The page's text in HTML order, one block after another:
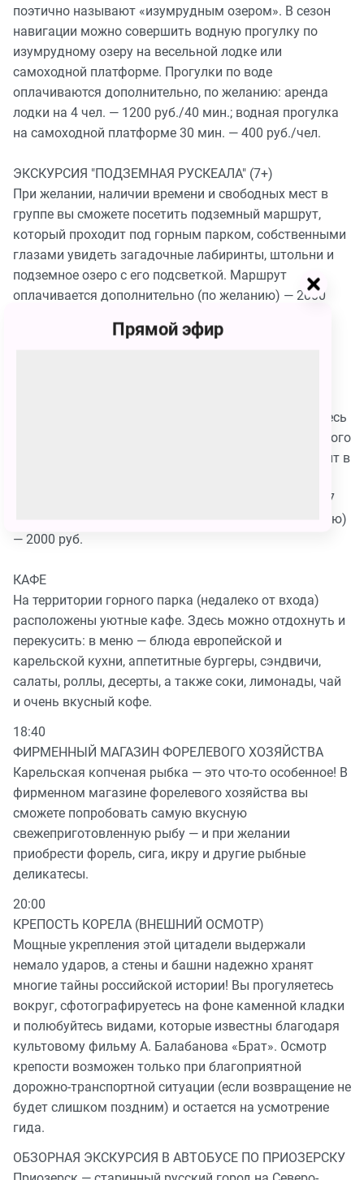
поэтично называют «изумрудным озером». В сезон
навигации можно совершить водную прогулку по
изумрудному озеру на весельной лодке или
самоходной платформе. Прогулки по воде
оплачиваются дополнительно, по желанию: аренда
лодки на 4 чел. — 1200 руб./40 мин.; водная прогулка
на самоходной платформе 30 мин. — 400 руб./чел.
ЭКСКУРСИЯ "ПОДЗЕМНАЯ РУСКЕАЛА" (7+)
При желании, наличии времени и свободных мест в
группе вы сможете посетить подземный маршрут,
который проходит под горным парком, собственными
глазами увидеть загадочные лабиринты, штольни и
подземное озеро с его подсветкой. Маршрут
оплачивается дополнительно (по желанию) — 2000
захватывающий дух полет на троллее. Вы промчитесь
по 400-метровой трассе прямо над чашей Мраморного
каньона со скоростью до 50 км/ч. Адреналин бурлит в
остается никто! Аттракцион доступен для детей от 7
лет. Полет оплачивается дополнительно (по желанию)
— 2000 руб.
КАФЕ
На территории горного парка (недалеко от входа)
расположены уютные кафе. Здесь можно отдохнуть и
перекусить: в меню — блюда европейской и
карельской кухни, аппетитные бургеры, сэндвичи,
салаты, роллы, десерты, а также соки, лимонады, чай
и очень вкусный кофе.
18:40
ФИРМЕННЫЙ МАГАЗИН ФОРЕЛЕВОГО ХОЗЯЙСТВА
Карельская копченая рыбка — это что-то особенное! В
фирменном магазине форелевого хозяйства вы
сможете попробовать самую вкусную
свежеприготовленную рыбу — и при желании
приобрести форель, сига, икру и другие рыбные
деликатесы.
20:00
КРЕПОСТЬ КОРЕЛА (ВНЕШНИЙ ОСМОТР)
Мощные укрепления этой цитадели выдержали
немало ударов, а стены и башни надежно хранят
многие тайны российской истории! Вы прогуляетесь
вокруг, сфотографируетесь на фоне каменной кладки
и полюбуйтесь видами, которые известны благодаря
культовому фильму А. Балабанова «Брат». Осмотр
крепости возможен только при благоприятной
дорожно-транспортной ситуации (если возвращение не
будет слишком поздним) и остается на усмотрение
гида.
ОБЗОРНАЯ ЭКСКУРСИЯ В АВТОБУСЕ ПО ПРИОЗЕРСКУ
Прямой эфир